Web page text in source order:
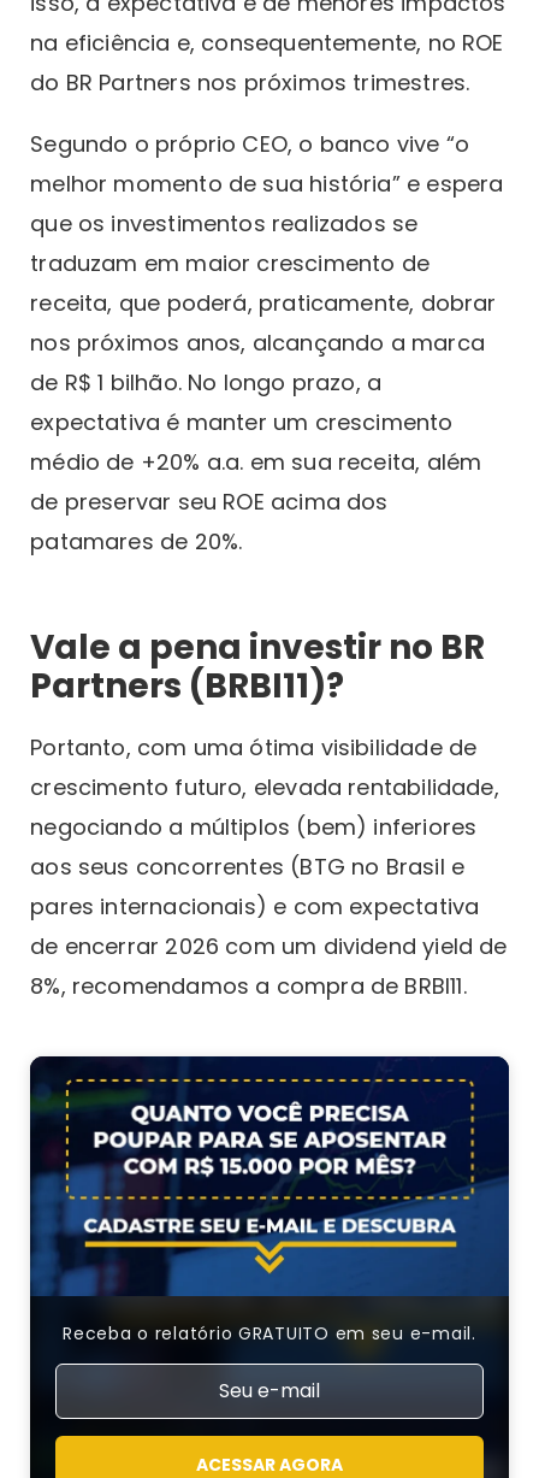
na eficiência e, consequentemente, no ROE
do BR Partners nos próximos trimestres.
Segundo o próprio CEO, o banco vive “o
melhor momento de sua história” e espera
que os investimentos realizados se
traduzam em maior crescimento de
receita, que poderá, praticamente, dobrar
nos próximos anos, alcançando a marca
de R$ 1 bilhão. No longo prazo, a
expectativa é manter um crescimento
médio de +20% a.a. em sua receita, além
de preservar seu ROE acima dos
patamares de 20%.
Vale a pena investir no BR
Partners (BRBI11)?
Portanto, com uma ótima visibilidade de
crescimento futuro, elevada rentabilidade,
negociando a múltiplos (bem) inferiores
aos seus concorrentes (BTG no Brasil e
pares internacionais) e com expectativa
de encerrar 2026 com um dividend yield de
8%, recomendamos a compra de BRBI11.
Receba o relatório GRATUITO em seu e-mail.
ACESSAR AGORA